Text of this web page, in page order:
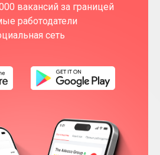
вакансий за границей
работодатели
сеть